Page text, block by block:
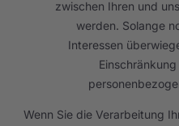
zwischen Ihren und
werden. Solange
Interessen
Wenn Sie die Verarbeitung